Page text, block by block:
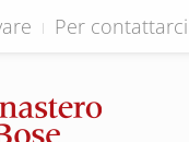
Per contattarci